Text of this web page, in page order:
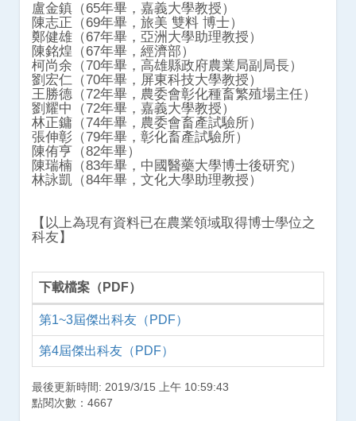
盧金鎮（65年畢，嘉義大學教授）
陳志正（69年畢，旅美 雙料 博士）
鄭健雄（67年畢，亞洲大學助理教授）
陳銘煌（67年畢，經濟部）
柯尚余（70年畢，高雄縣政府農業局副局長）
劉宏仁（70年畢，屏東科技大學教授）
王勝德（72年畢，農委會彰化種畜繁殖場主任）
劉耀中（72年畢，嘉義大學教授）
林正鏞（74年畢，農委會畜產試驗所）
張伸彰（79年畢，彰化畜產試驗所）
陳侑亨（82年畢）
陳瑞楠（83年畢，中國醫藥大學博士後研究）
林詠凱（84年畢，文化大學助理教授）
【以上為現有資料已在農業領域取得博士學位之
科友】
PDF 下載檔案
下載檔案（PDF）
第1~3屆傑出科友（PDF）
第4屆傑出科友（PDF）
最後更新時間: 2019/3/15 上午 10:59:43
點閱次數：4667